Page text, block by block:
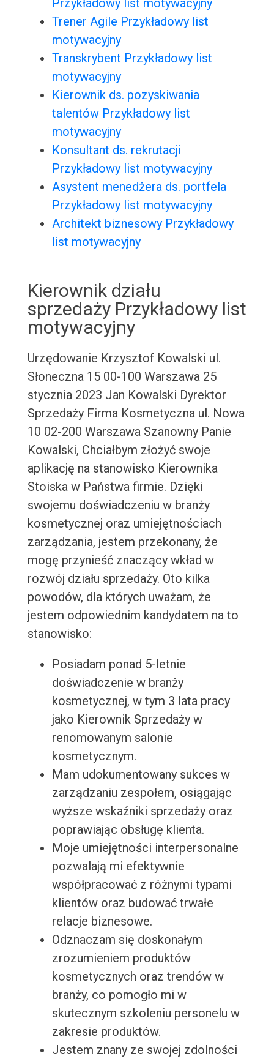
Przykładowy list motywacyjny
Trener Agile Przykładowy list
motywacyjny
Transkrybent Przykładowy list
motywacyjny
Kierownik ds. pozyskiwania
talentów Przykładowy list
motywacyjny
Konsultant ds. rekrutacji
Przykładowy list motywacyjny
Asystent menedżera ds. portfela
Przykładowy list motywacyjny
Architekt biznesowy Przykładowy
list motywacyjny
Kierownik działu
sprzedaży Przykładowy list
motywacyjny
Urzędowanie Krzysztof Kowalski ul.
Słoneczna 15 00-100 Warszawa 25
stycznia 2023 Jan Kowalski Dyrektor
Sprzedaży Firma Kosmetyczna ul. Nowa
10 02-200 Warszawa Szanowny Panie
Kowalski, Chciałbym złożyć swoje
aplikację na stanowisko Kierownika
Stoiska w Państwa firmie. Dzięki
swojemu doświadczeniu w branży
kosmetycznej oraz umiejętnościach
zarządzania, jestem przekonany, że
mogę przynieść znaczący wkład w
rozwój działu sprzedaży. Oto kilka
powodów, dla których uważam, że
jestem odpowiednim kandydatem na to
stanowisko:
Posiadam ponad 5-letnie
doświadczenie w branży
kosmetycznej, w tym 3 lata pracy
jako Kierownik Sprzedaży w
renomowanym salonie
kosmetycznym.
Mam udokumentowany sukces w
zarządzaniu zespołem, osiągając
wyższe wskaźniki sprzedaży oraz
poprawiając obsługę klienta.
Moje umiejętności interpersonalne
pozwalają mi efektywnie
współpracować z różnymi typami
klientów oraz budować trwałe
relacje biznesowe.
Odznaczam się doskonałym
zrozumieniem produktów
kosmetycznych oraz trendów w
branży, co pomogło mi w
skutecznym szkoleniu personelu w
zakresie produktów.
Jestem znany ze swojej zdolności